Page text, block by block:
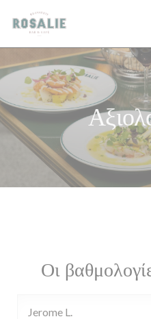
Πίνακας διαχείρισης "Μπισκότων"
Οι
Jerome L